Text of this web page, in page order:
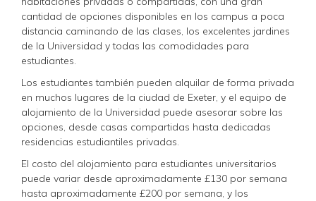
cantidad de opciones disponibles en los campus a poca
distancia caminando de las clases, los excelentes jardines
de la Universidad y todas las comodidades para
estudiantes.
Los estudiantes también pueden alquilar de forma privada
en muchos lugares de la ciudad de Exeter, y el equipo de
alojamiento de la Universidad puede asesorar sobre las
opciones, desde casas compartidas hasta dedicadas
residencias estudiantiles privadas.
El costo del alojamiento para estudiantes universitarios
puede variar desde aproximadamente £130 por semana
hasta aproximadamente £200 por semana, y los